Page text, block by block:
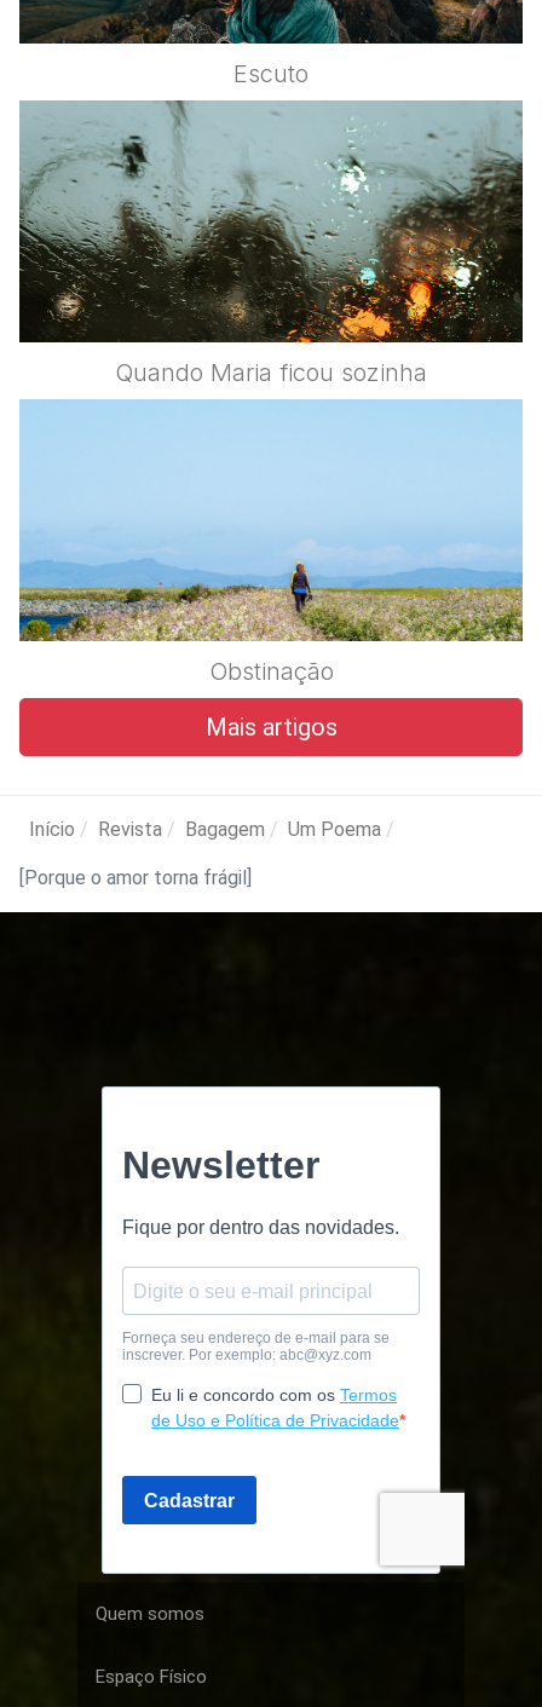
Escuto
Quando Maria ficou sozinha
Obstinação
Mais artigos
Início Revista Bagagem Um Poema
[Porque o amor torna frágil]
Quem somos
Espaço Físico